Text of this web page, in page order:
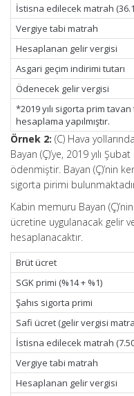
İstisna edilecek matrah
Vergiye tabi matrah
Hesaplanan gelir vergisi
Asgari geçim indirimi tutarı
Ödenecek gelir vergisi
*2019 yılı sigorta prim
hesaplama yapılmıştır.
Örnek 2: (C) Hava
Bayan (Ç)’ye, 2019 yılı
ödenmiştir. Bayan (Ç)’nin
sigorta pirimi
Kabin memuru Bayan
ücretine uygulanacak gelir
hesaplanacaktır.
Brüt ücret
SGK primi (%14 + %1)
Şahıs sigorta primi
Safi ücret (gelir vergisi
İstisna edilecek matrah
Vergiye tabi matrah
Hesaplanan gelir vergisi